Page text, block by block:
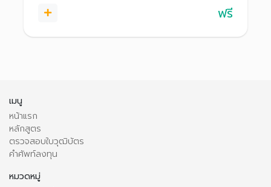
ฟรี
เมนู
หน้าแรก
หลักสูตร
ตรวจสอบใบวุฒิบัตร
คำศัพท์ลงทุน
หมวดหมู่